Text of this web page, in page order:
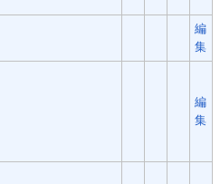
編
集
編
集